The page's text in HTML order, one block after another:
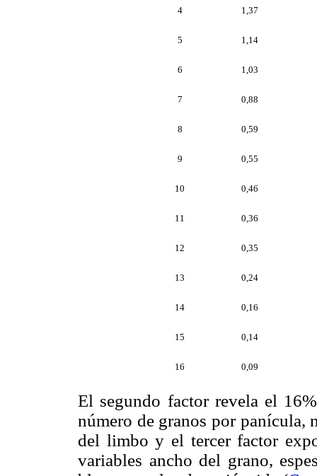
4 1,37
5 1,14
6 1,03
7 0,88
8 0,59
9 0,55
10 0,46
11 0,36
12 0,35
13 0,24
14 0,16
15 0,14
16 0,09
El segundo factor revela el
número de granos por
del limbo y el tercer factor
variables ancho del grano,